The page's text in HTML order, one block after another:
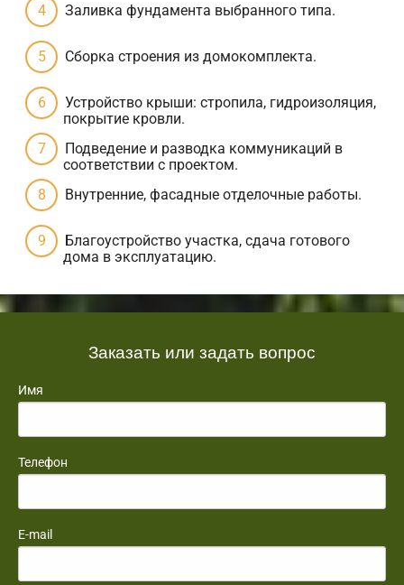
Заливка фундамента выбранного типа.
Сборка строения из домокомплекта.
Устройство крыши: стропила, гидроизоляция,
покрытие кровли.
Подведение и разводка коммуникаций в
соответствии с проектом.
Внутренние, фасадные отделочные работы.
Благоустройство участка, сдача готового
дома в эксплуатацию.
Заказать или задать вопрос
Имя
Телефон
E-mail